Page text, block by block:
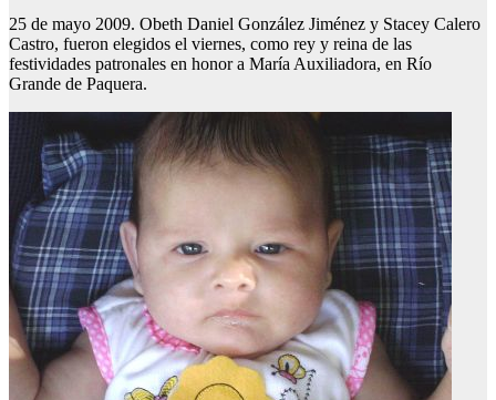
25 de mayo 2009. Obeth Daniel González Jiménez y Stacey Calero
Castro, fueron elegidos el viernes, como rey y reina de las
festividades patronales en honor a María Auxiliadora, en Río
Grande de Paquera.